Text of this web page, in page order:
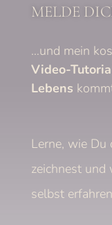
MELDE
…und mein
Video-
Lebens
Lerne, wie Du
zeichnest und
selbst